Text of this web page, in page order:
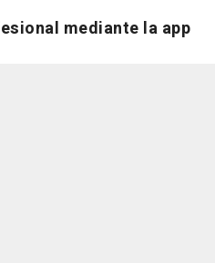
mediante la app